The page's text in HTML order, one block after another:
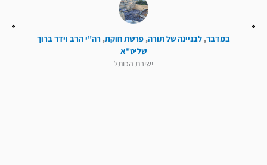
במדבר, לבניינה של תורה, פרשת חוקת, רה"י הרב וידר ברוך
שליט"א
ישיבת הכותל